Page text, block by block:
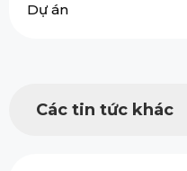
Dự án
Các tin tức khác